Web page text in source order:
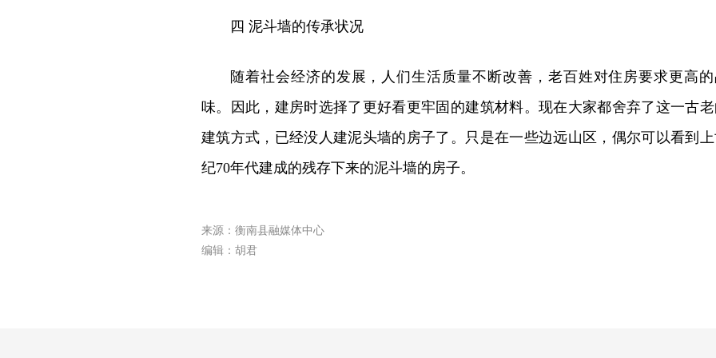
四 泥斗墙的传承状况
随着社会经济的发展，人们生活质量不断改善，老百姓对住房要求更高的
味。因此，建房时选择了更好看更牢固的建筑材料。现在大家都舍弃了这一古
建筑方式，已经没人建泥头墙的房子了。只是在一些边远山区，偶尔可以看到
纪70年代建成的残存下来的泥斗墙的房子。
来源：衡南县融媒体中心
编辑：胡君